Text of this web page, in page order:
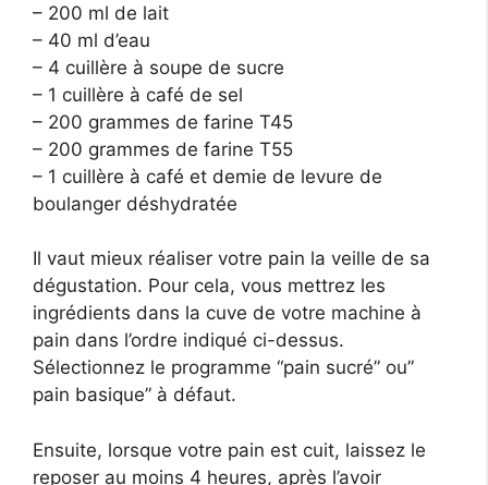
– 200 ml de lait
– 40 ml d’eau
– 4 cuillère à soupe de sucre
– 1 cuillère à café de sel
– 200 grammes de farine T45
– 200 grammes de farine T55
– 1 cuillère à café et demie de levure de
boulanger déshydratée
Il vaut mieux réaliser votre pain la veille de sa
dégustation. Pour cela, vous mettrez les
ingrédients dans la cuve de votre machine à
pain dans l’ordre indiqué ci-dessus.
Sélectionnez le programme “pain sucré” ou”
pain basique” à défaut.
Ensuite, lorsque votre pain est cuit, laissez le
reposer au moins 4 heures, après l’avoir